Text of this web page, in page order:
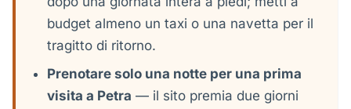
budget almeno un taxi o una navetta per il
tragitto di ritorno.
Prenotare solo una notte per una prima
visita a Petra — il sito premia due giorni